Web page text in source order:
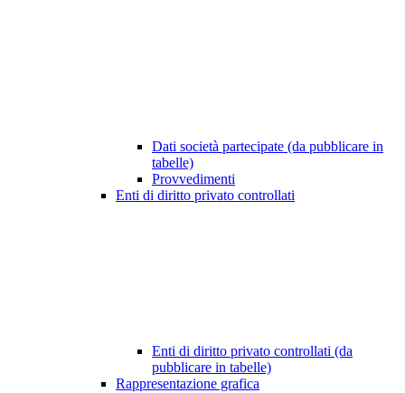
Dati società partecipate (da pubblicare in
tabelle)
Provvedimenti
Enti di diritto privato controllati
Enti di diritto privato controllati (da
pubblicare in tabelle)
Rappresentazione grafica